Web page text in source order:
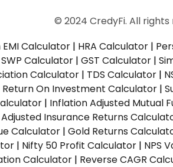
© 2024 CredyFi. All
EMI Calculator | HRA Calculator |
SWP Calculator | GST Calculator |
Calculator | TDS Calculator |
Return On Investment Calculator |
| Inflation Adjusted Mutual
Insurance Returns
Calculator | Gold Returns
| Nifty 50 Profit Calculator | NPS
Calculator | Reverse CAGR